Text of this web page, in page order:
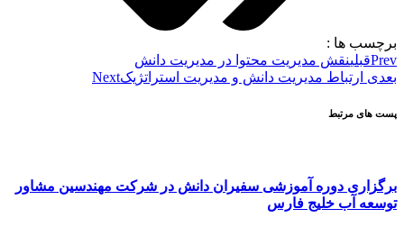
برچسب ها :
Prevقبلینقش مدیریت محتوا در مدیریت دانش
بعدی ارتباط مدیریت دانش و مدیریت استراتژیکNext
پست های مرتبط
برگزاری دوره آموزشی سفیران دانش در شرکت مهندسین مشاور
توسعه آب خلیج فارس